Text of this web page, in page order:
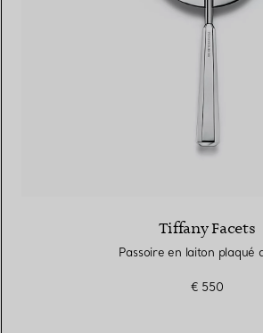
Prenez
Tiffany Facets
Passoire en laiton plaqué
€ 550